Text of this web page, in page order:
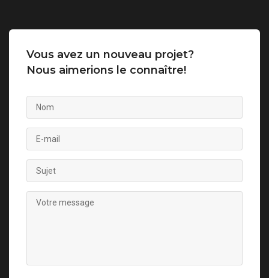
Vous avez un nouveau projet?
Nous aimerions le connaître!